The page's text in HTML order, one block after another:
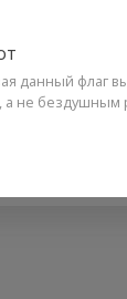
данный флаг
а не бездушным